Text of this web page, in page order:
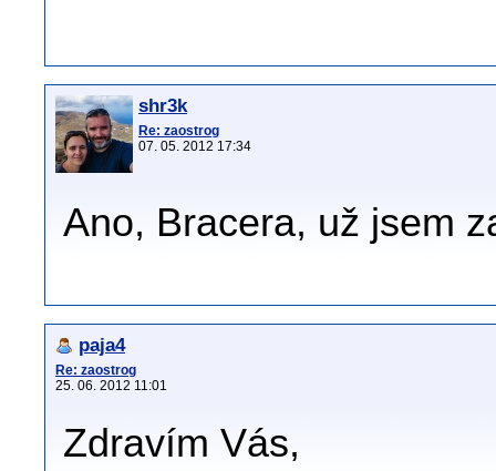
shr3k
Re: zaostrog
07. 05. 2012 17:34
Ano, Bracera, už jsem
paja4
Re: zaostrog
25. 06. 2012 11:01
Zdravím Vás,